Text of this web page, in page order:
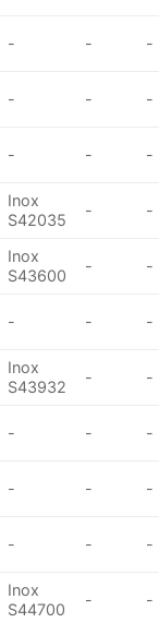
- - -
- - -
- - -
Inox
S42035
- -
Inox
S43600
- -
- - -
Inox
S43932
- -
- - -
- - -
- - -
Inox
S44700
- -